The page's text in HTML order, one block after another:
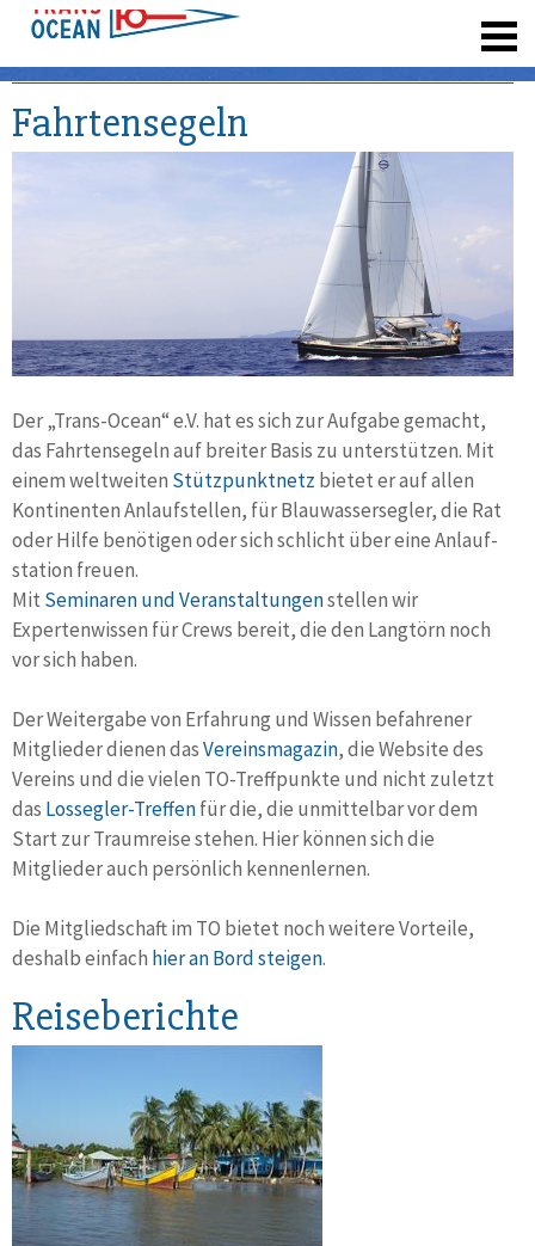
Fahrtensegeln
Der „Trans-Ocean“ e.V. hat es sich zur Aufgabe gemacht,
das Fahrten­segeln auf breiter Basis zu unter­stützen. Mit
einem welt­weiten Stütz­punkt­netz bietet er auf allen
Kontinenten Anlauf­stellen, für Blauwasser­segler, die Rat
oder Hilfe benötigen oder sich schlicht über eine Anlauf­
station freuen.
Mit Seminaren und Veranstaltungenstellen wir
Expertenwissen für Crews bereit, die den Langtörn noch
vor sich haben.
Der Weitergabe von Erfahrung und Wissen befahrener
Mitglieder dienen dasVereinsmagazin, die Website des
Vereins und die vielen TO-Treff­punkte und nicht zuletzt
das Lossegler-Treffenfür die, die unmittelbar vor dem
Start zur Traum­reise stehen. Hier können sich die
Mitglieder auch persönlich kennen­lernen.
Die Mitgliedschaft im TO bietet noch weitere Vorteile,
deshalb einfach hier an Bord steigen.
Reiseberichte